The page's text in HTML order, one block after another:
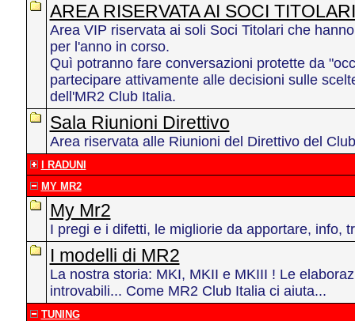
AREA RISERVATA AI SOCI TITOLARI
Area VIP riservata ai soli Soci Titolari che
per l'anno in corso.
Quì potranno fare conversazioni protette da
partecipare attivamente alle decisioni sulle
dell'MR2 Club Italia.
Sala Riunioni Direttivo
Area riservata alle Riunioni del Direttivo del
I RADUNI
MY MR2
My Mr2
I pregi e i difetti, le migliorie da apportare, info,
I modelli di MR2
La nostra storia: MKI, MKII e MKIII ! Le
introvabili... Come MR2 Club Italia ci aiuta...
TUNING